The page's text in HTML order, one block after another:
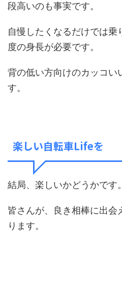
段高いのも事実です。
自慢したくなるだけでは乗
度の身長が必要です。
背の低い方向けのカッコい
す。
楽しい自転車Lifeを
結局、楽しいかどうかです
皆さんが、良き相棒に出会
ります。